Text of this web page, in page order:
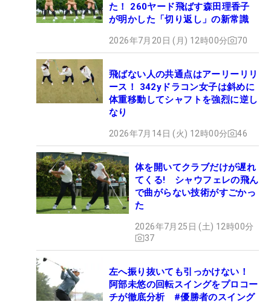
た！ 260ヤード飛ばす森田理香子
が明かした「切り返し」の新常識
2026年7月20日 (月) 12時00分 70
飛ばない人の共通点はアーリーリリ
ース！ 342yドラコン女子は斜めに
体重移動してシャフトを強烈に逆し
なり
2026年7月14日 (火) 12時00分 46
体を開いてクラブだけが遅れ
てくる! シャウフェレの飛ん
で曲がらない技術がすごかっ
た
2026年7月25日 (土) 12時00分
37
左へ振り抜いても引っかけない！
阿部未悠の回転スイングをプロコー
チが徹底分析 #優勝者のスイング